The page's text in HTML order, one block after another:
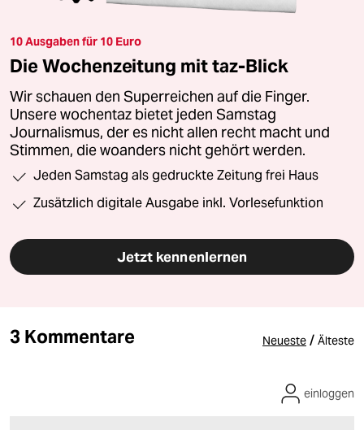
10 Ausgaben für 10 Euro
Die Wochenzeitung mit taz-Blick
Wir schauen den Superreichen auf die Finger.
Unsere wochentaz bietet jeden Samstag
Journalismus, der es nicht allen recht macht und
Stimmen, die woanders nicht gehört werden.
Jeden Samstag als gedruckte Zeitung frei Haus
Zusätzlich digitale Ausgabe inkl. Vorlesefunktion
Jetzt kennenlernen
3 Kommentare Neueste / Älteste
einloggen